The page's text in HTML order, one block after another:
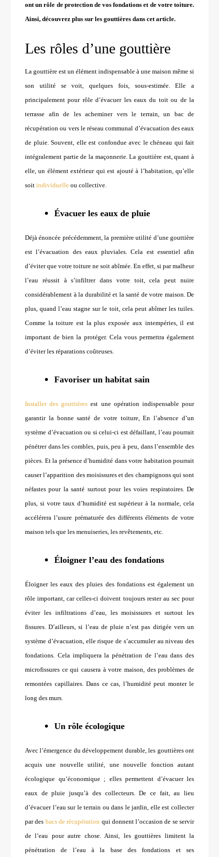
ont un rôle de protection de vos fondations et de votre toiture.
Ainsi, découvrez plus sur les gouttières dans cet article.
Les rôles d’une gouttière
La gouttière est un élément indispensable à une maison même si
son utilité se voit, quelques fois, sous-estimée. Elle a
principalement pour rôle d’évacuer les eaux du toit ou de la
terrasse afin de les acheminer vers le terrain, un bac de
récupération ou vers le réseau communal d’évacuation des eaux
de pluie. Souvent, elle est confondue avec le chéneau qui fait
intégralement partie de la maçonnerie. La gouttière est, quant à
elle, un élément extérieur qui est ajouté à l’habitation, qu’elle
soit individuelle ou collective.
Évacuer les eaux de pluie
Déjà énoncée précédemment, la première utilité d’une gouttière
est l’évacuation des eaux pluviales. Cela est essentiel afin
d’éviter que votre toiture ne soit abîmée. En effet, si par malheur
l’eau réussit à s’infiltrer dans votre toit, cela peut nuire
considérablement à la durabilité et la santé de votre maison. De
plus, quand l’eau stagne sur le toit, cela peut abîmer les tuiles.
Comme la toiture est la plus exposée aux intempéries, il est
important de bien la protéger. Cela vous permettra également
d’éviter les réparations coûteuses.
Favoriser un habitat sain
Installer des gouttières est une opération indispensable pour
garantir la bonne santé de votre toiture, En l’absence d’un
système d’évacuation ou si celui-ci est défaillant, l’eau pourrait
pénétrer dans les combles, puis, peu à peu, dans l’ensemble des
pièces. Et la présence d’humidité dans votre habitation pourrait
causer l’apparition des moisissures et des champignons qui sont
néfastes pour la santé surtout pour les voies respiratoires. De
plus, si votre taux d’humidité est supérieur à la normale, cela
accélérera l’usure prématurée des différents éléments de votre
maison tels que les menuiseries, les revêtements, etc.
Éloigner l’eau des fondations
Éloigner les eaux des pluies des fondations est également un
rôle important, car celles-ci doivent toujours rester au sec pour
éviter les infiltrations d’eau, les moisissures et surtout les
fissures. D’ailleurs, si l’eau de pluie n’est pas dirigée vers un
système d’évacuation, elle risque de s’accumuler au niveau des
fondations. Cela impliquera la pénétration de l’eau dans des
microfissures ce qui causera à votre maison, des problèmes de
remontées capillaires. Dans ce cas, l’humidité peut monter le
long des murs.
Un rôle écologique
Avec l’émergence du développement durable, les gouttières ont
acquis une nouvelle utilité, une nouvelle fonction autant
écologique qu’économique ; elles permettent d’évacuer les
eaux de pluie jusqu’à des collecteurs. De ce fait, au lieu
d’évacuer l’eau sur le terrain ou dans le jardin, elle est collecter
par des bacs de récupération qui donnent l’occasion de se servir
de l’eau pour autre chose. Ainsi, les gouttières limitent la
pénétration de l’eau à la base des fondations et ses